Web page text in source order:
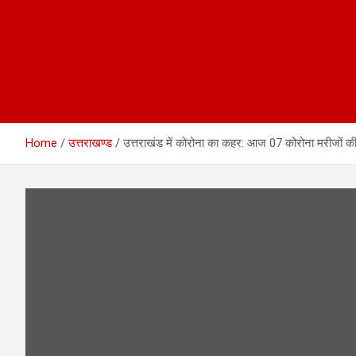
Home उत्तराखण्ड उत्तराखंड में कोरोना का कहर: आज 07 कोरोना मरीजों